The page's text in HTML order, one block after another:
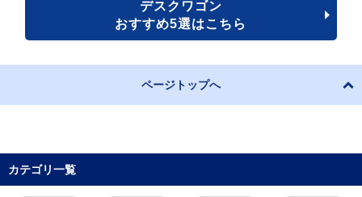
デスクワゴン
おすすめ5選はこちら
ページトップへ
カテゴリ一覧